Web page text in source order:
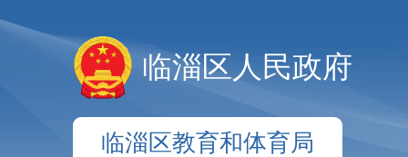
临淄区人民政府
临淄区教育和体育局